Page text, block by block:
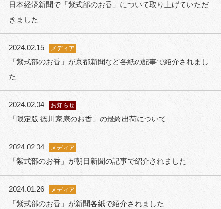
日本経済新聞で「紫式部のお香」について取り上げていただ
きました
2024.02.15 メディア
「紫式部のお香」が京都新聞など各紙の記事で紹介されまし
た
2024.02.04 お知らせ
「限定版 徳川家康のお香」の最終出荷について
2024.02.04 メディア
「紫式部のお香」が朝日新聞の記事で紹介されました
2024.01.26 メディア
「紫式部のお香」が新聞各紙で紹介されました